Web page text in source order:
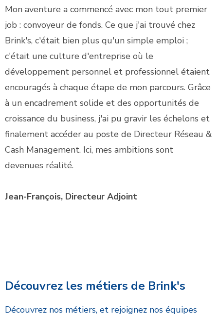
Mon aventure a commencé avec mon tout premier
job : convoyeur de fonds. Ce que j'ai trouvé chez
Brink's, c'était bien plus qu'un simple emploi ;
c'était une culture d'entreprise où le
développement personnel et professionnel étaient
encouragés à chaque étape de mon parcours. Grâce
à un encadrement solide et des opportunités de
croissance du business, j'ai pu gravir les échelons et
finalement accéder au poste de Directeur Réseau &
Cash Management. Ici, mes ambitions sont
devenues réalité.
Jean-François, Directeur Adjoint
Découvrez les métiers de Brink's
Découvrez nos métiers, et rejoignez nos équipes